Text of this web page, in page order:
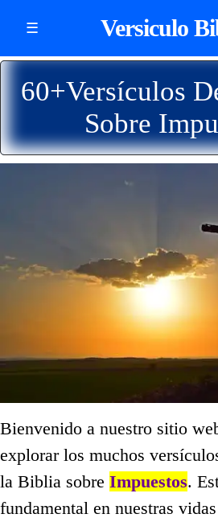
☰ Versiculo
60+Versículos
Sobre
Bienvenido a nuestro sitio
explorar los muchos
la Biblia sobre Impuestos.
fundamental en nuestras